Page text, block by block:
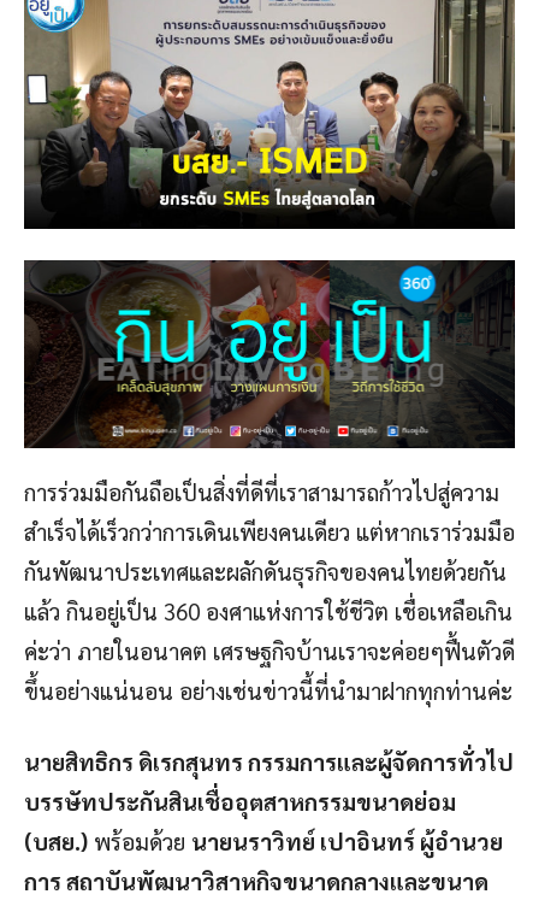
การร่วมมือกันถือเป็นสิ่งที่ดีที่เราสามารถก้าวไปสู่ความ
สำเร็จได้เร็วกว่าการเดินเพียงคนเดียว แต่หากเราร่วมมือ
กันพัฒนาประเทศและผลักดันธุรกิจของคนไทยด้วยกัน
แล้ว กินอยู่เป็น 360 องศาแห่งการใช้ชีวิต เชื่อเหลือเกิน
ค่ะว่า ภายในอนาคต เศรษฐกิจบ้านเราจะค่อยๆฟื้นตัวดี
ขึ้นอย่างแน่นอน อย่างเช่นข่าวนี้ที่นำมาฝากทุกท่านค่ะ
นายสิทธิกร ดิเรกสุนทร กรรมการและผู้จัดการทั่วไป
บรรษัทประกันสินเชื่ออุตสาหกรรมขนาดย่อม
(บสย.) พร้อมด้วย นายนราวิทย์ เปาอินทร์ ผู้อำนวย
การ สถาบันพัฒนาวิสาหกิจขนาดกลางและขนาด